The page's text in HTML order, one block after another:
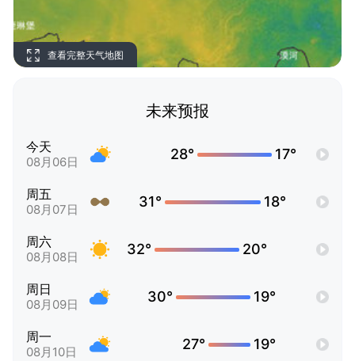
查看完整天气地图
未来预报
今天
08月06日 28° 17°
周五
08月07日 31° 18°
周六
08月08日 32° 20°
周日
08月09日 30° 19°
周一
08月10日 27° 19°